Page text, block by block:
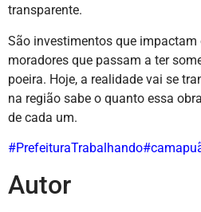
transparente.
São investimentos que
moradores que passam a ter
poeira. Hoje, a realidade vai se
na região sabe o quanto essa
de cada um.
#PrefeituraTrabalhando
Autor